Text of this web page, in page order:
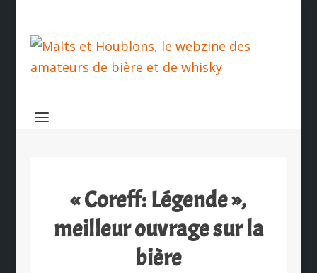
« Coreff: Légende »,
meilleur ouvrage sur la
bière